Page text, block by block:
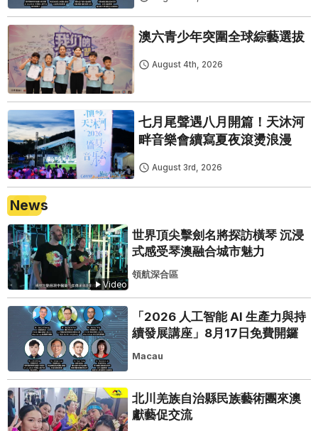
澳六青少年突圍全球綜藝選拔
August 4th, 2026
七月尾聲遇八月開篇！天沐河
畔音樂會續寫夏夜滾燙浪漫
August 3rd, 2026
News
Video
世界頂尖擊劍名將探訪橫琴 沉浸
式感受琴澳融合城市魅力
領航深合區
「2026 人工智能 AI 生產力與持
續發展講座」8月17日免費開鑼
Macau
北川羌族自治縣民族藝術團來澳
獻藝促交流